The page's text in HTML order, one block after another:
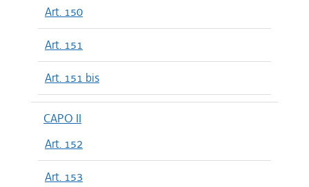
Art. 150
Art. 151
Art. 151 bis
CAPO II
Art. 152
Art. 153